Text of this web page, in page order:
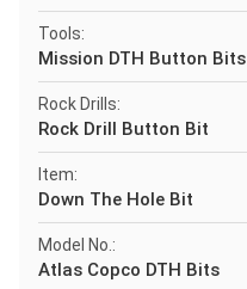
Tools:
Mission DTH Button Bits
Rock Drills:
Rock Drill Button Bit
Item:
Down The Hole Bit
Model No.:
Atlas Copco DTH Bits